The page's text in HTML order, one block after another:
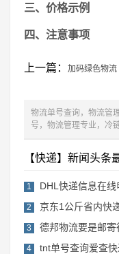
三、价格示例
四、注意事项
上一篇： 加码绿色物流
物流单号查询，物流管
号，物流管理专业，冷
【快递】新闻头条
1 DHL快递信息在
2 京东1公斤省内快
3 德邦物流要是邮
4 tnt单号查询爱查快